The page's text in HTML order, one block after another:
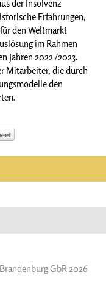
der Insolvenz
Erfahrungen,
den Weltmarkt
im Rahmen
Jahren 2022 /2023.
Mitarbeiter, die durch
den
GbR 2026